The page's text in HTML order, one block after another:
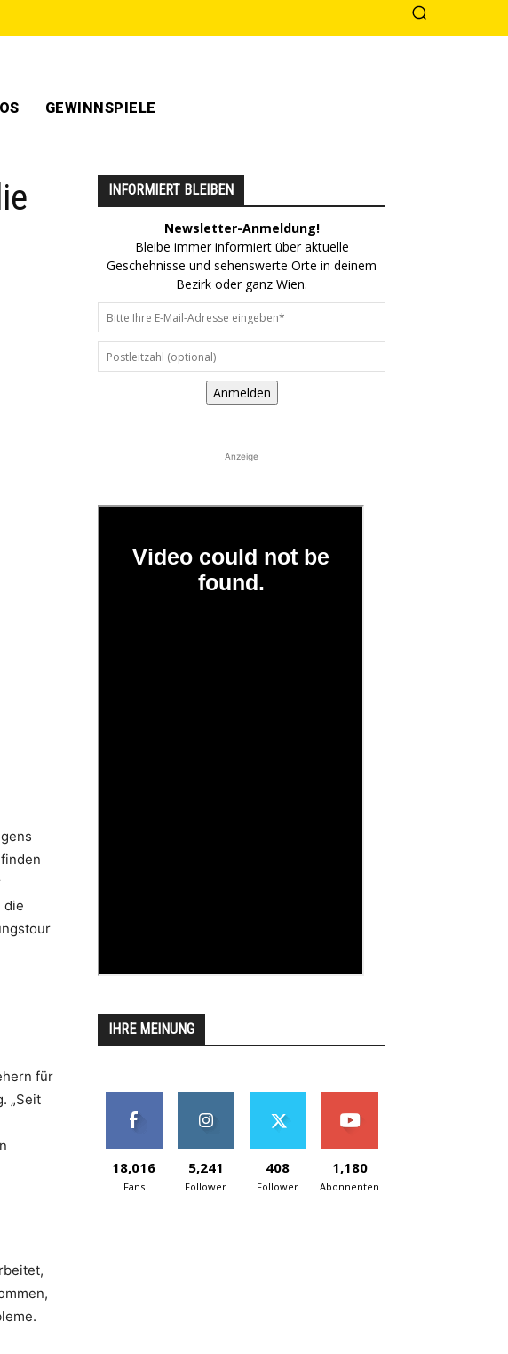
GEWINNSPIELE
die
für
„Seit
INFORMIERT BLEIBEN
Newsletter-Anmeldung!
Bleibe immer informiert über aktuelle
Geschehnisse und sehenswerte Orte in deinem
Bezirk oder ganz Wien.
Anmelden
Anzeige
IHRE MEINUNG
18,016
Fans
5,241
Follower
408
Follower
1,180
Abonnenten